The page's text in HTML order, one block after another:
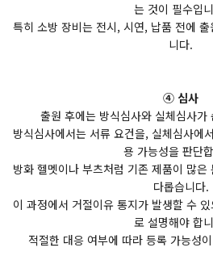
는 것이 필수입
특히 소방 장비는 전시, 시연, 납품 전에
니다.
④ 심사
출원 후에는 방식심사와 실체심사가
방식심사에서는 서류 요건을, 실체심사에
용 가능성을 판단
방화 헬멧이나 부츠처럼 기존 제품이 많
다롭습니다.
이 과정에서 거절이유 통지가 발생할 수
로 설명해야 합
적절한 대응 여부에 따라 등록 가능성